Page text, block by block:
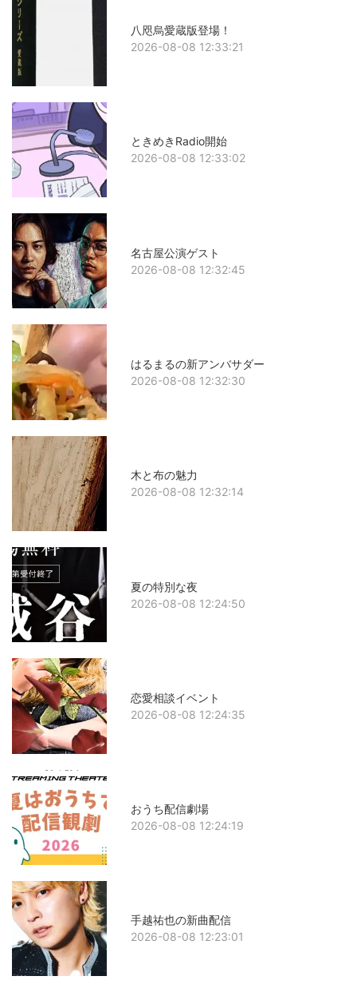
八咫烏愛蔵版登場！
2026-08-08 12:33:21
ときめきRadio開始
2026-08-08 12:33:02
名古屋公演ゲスト
2026-08-08 12:32:45
はるまるの新アンバサダー
2026-08-08 12:32:30
木と布の魅力
2026-08-08 12:32:14
夏の特別な夜
2026-08-08 12:24:50
恋愛相談イベント
2026-08-08 12:24:35
おうち配信劇場
2026-08-08 12:24:19
手越祐也の新曲配信
2026-08-08 12:23:01